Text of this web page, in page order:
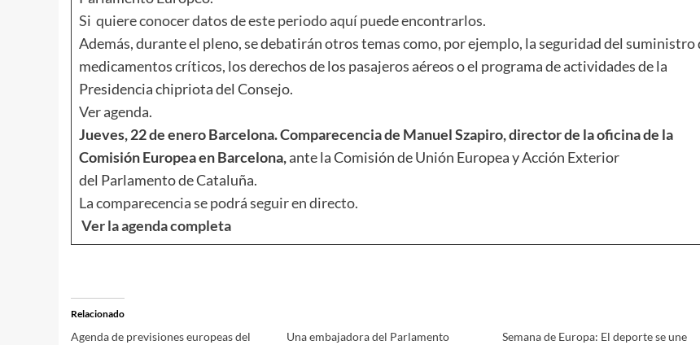
Si quiere conocer datos de este periodo aquí puede encontrarlos.
Además, durante el pleno, se debatirán otros temas como, por ejemplo, la seguridad del suministro
medicamentos críticos, los derechos de los pasajeros aéreos o el programa de actividades de la
Presidencia chipriota del Consejo.
Ver agenda.
Jueves, 22 de eneroBarcelona. Comparecencia de Manuel Szapiro, director de la oficina de la
Comisión Europea en Barcelona,ante la Comisión de Unión Europea y Acción Exterior
del Parlamento de Cataluña.
La comparecencia se podrá seguir en directo.
Ver la agenda completa
Relacionado
Agenda de previsiones europeas del
Una embajadora del Parlamento
Semana de Europa: El deporte se une